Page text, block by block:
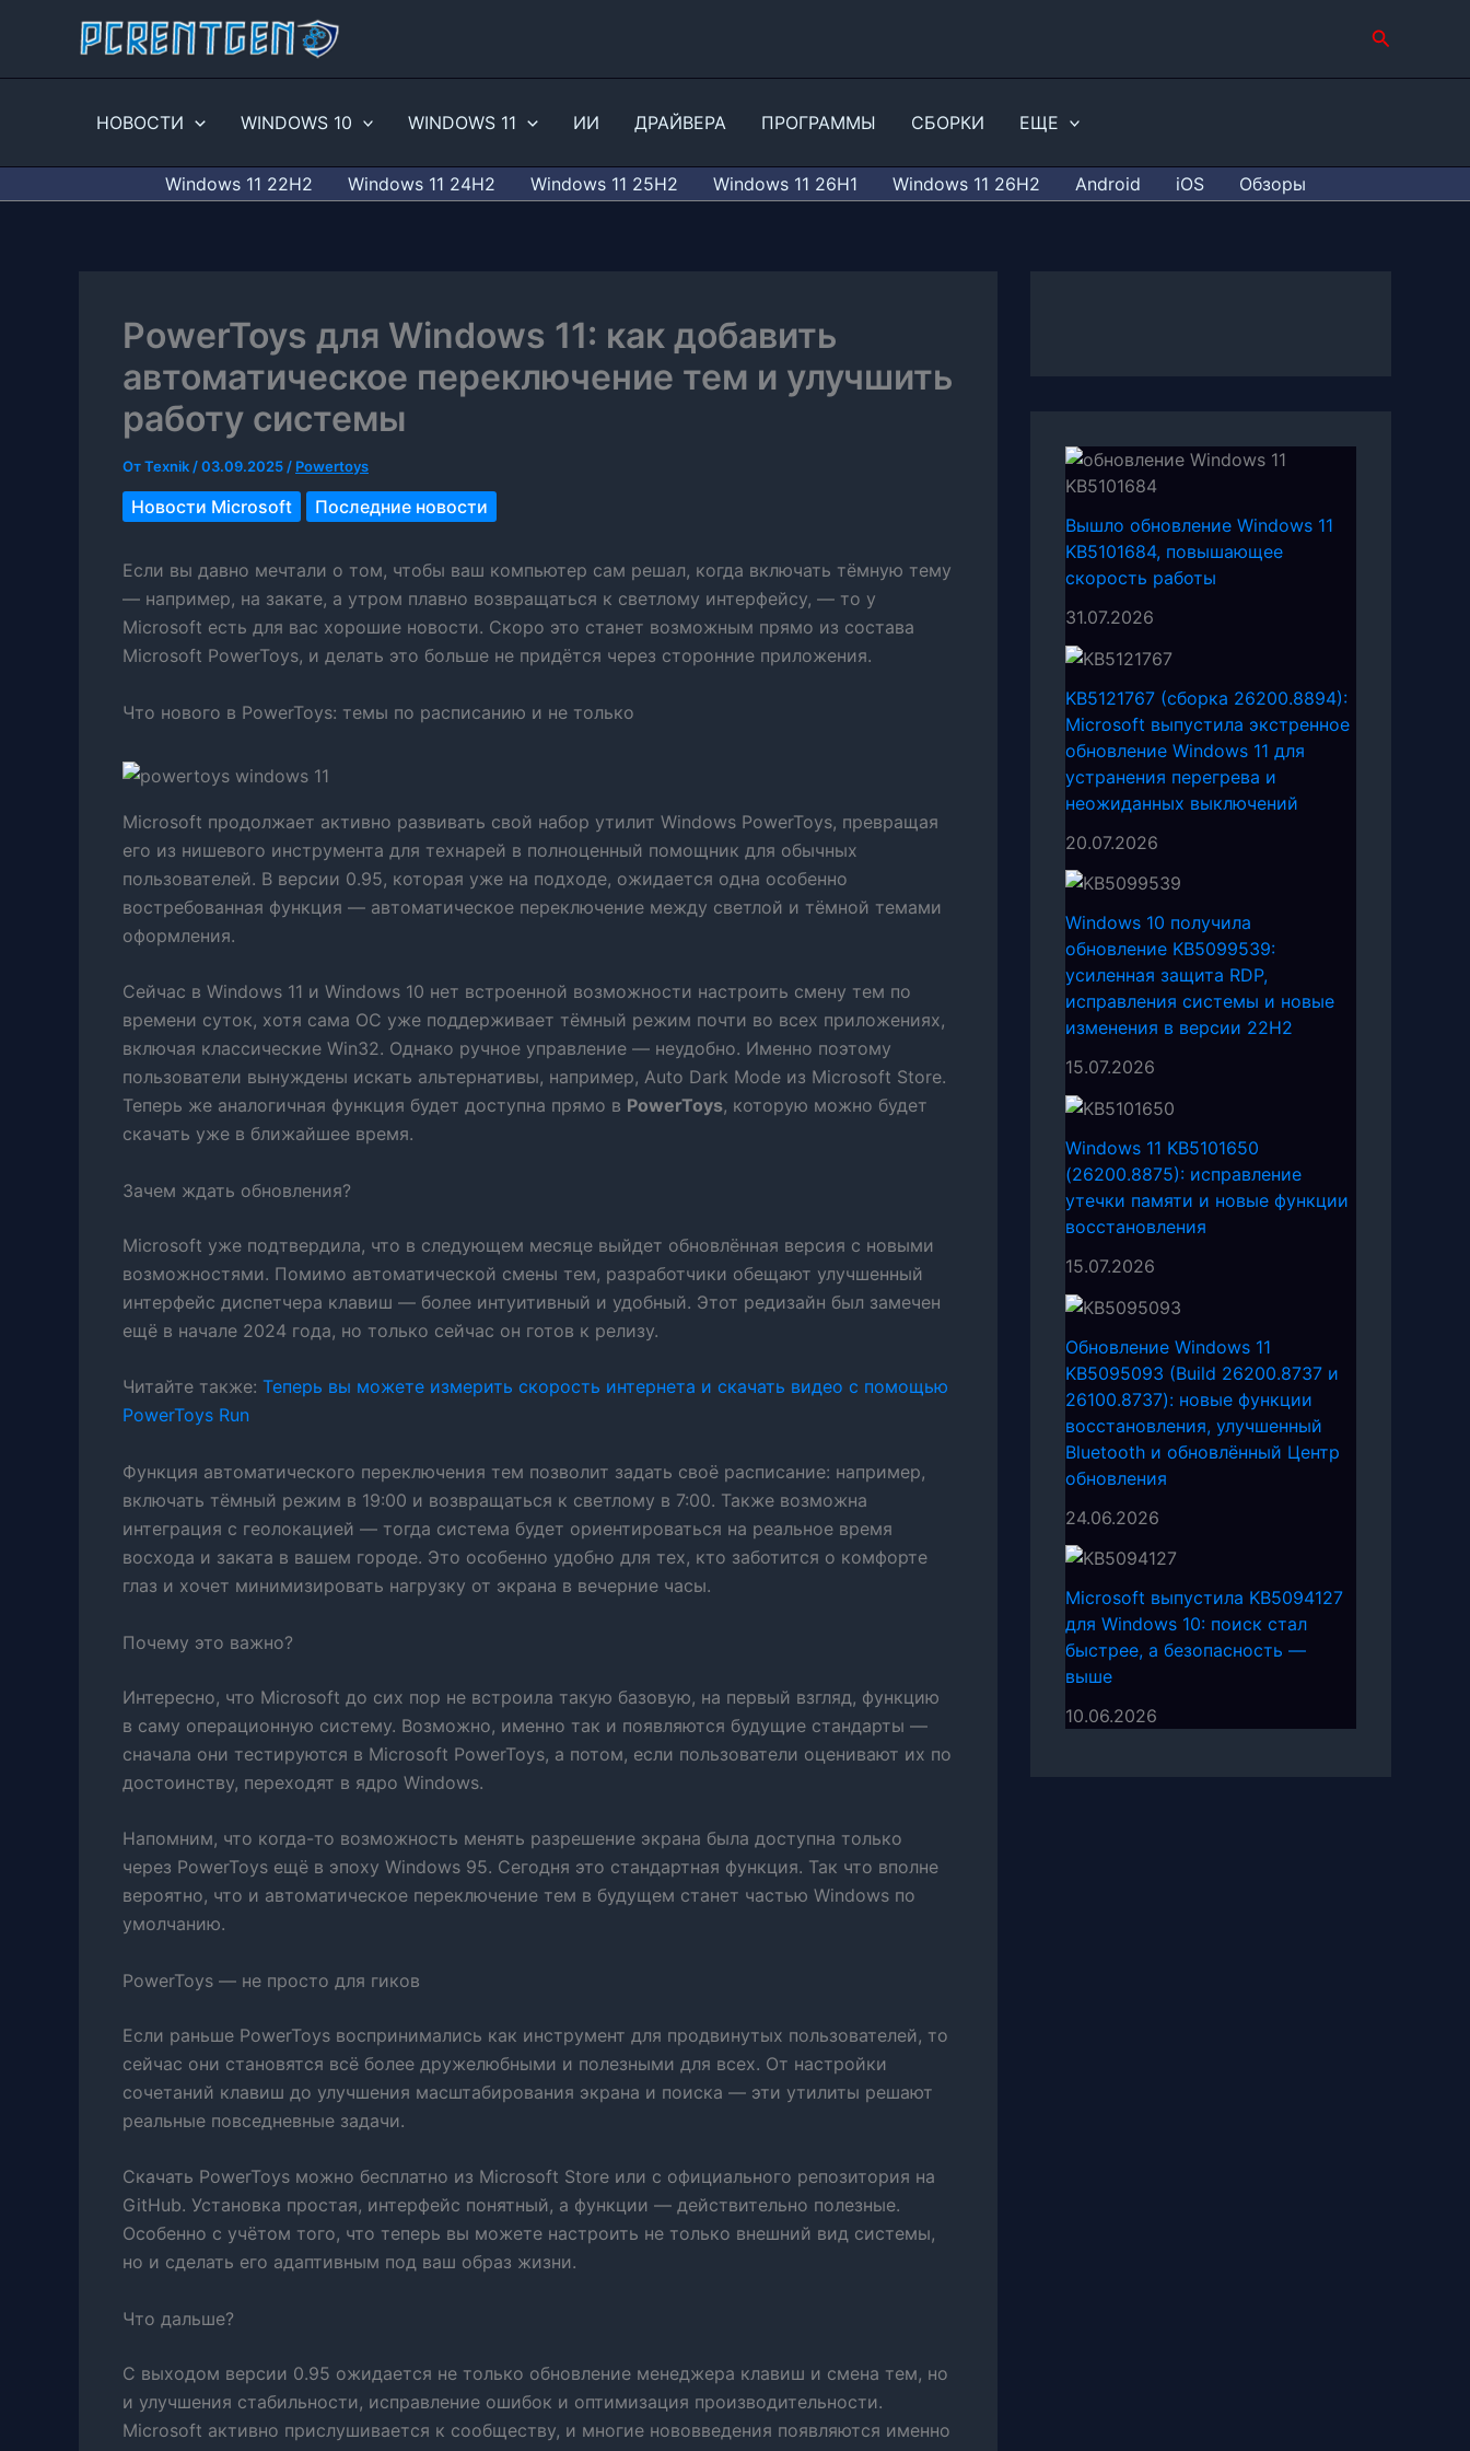
Поиск
НОВОСТИ WINDOWS 10 WINDOWS 11 ИИ ДРАЙВЕРА ПРОГРАММЫ СБОРКИ ЕЩЕ
Windows 11 22H2 Windows 11 24H2 Windows 11 25H2 Windows 11 26H1 Windows 11 26H2 Android iOS Обзоры
PowerToys для Windows 11: как добавить
автоматическое переключение тем и улучшить
работу системы
ОтTexnik /03.09.2025 / Powertoys
Новости Microsoft Последние новости
Если вы давно мечтали о том, чтобы ваш компьютер сам решал, когда включать тёмную тему
— например, на закате, а утром плавно возвращаться к светлому интерфейсу, — то у
Microsoft есть для вас хорошие новости. Скоро это станет возможным прямо из состава
Microsoft PowerToys, и делать это больше не придётся через сторонние приложения.
Что нового в PowerToys: темы по расписанию и не только
Microsoft продолжает активно развивать свой набор утилит Windows PowerToys, превращая
его из нишевого инструмента для технарей в полноценный помощник для обычных
пользователей. В версии 0.95, которая уже на подходе, ожидается одна особенно
востребованная функция — автоматическое переключение между светлой и тёмной темами
оформления.
Сейчас в Windows 11 и Windows 10 нет встроенной возможности настроить смену тем по
времени суток, хотя сама ОС уже поддерживает тёмный режим почти во всех приложениях,
включая классические Win32. Однако ручное управление — неудобно. Именно поэтому
пользователи вынуждены искать альтернативы, например, Auto Dark Mode из Microsoft Store.
Теперь же аналогичная функция будет доступна прямо в PowerToys, которую можно будет
скачать уже в ближайшее время.
Зачем ждать обновления?
Microsoft уже подтвердила, что в следующем месяце выйдет обновлённая версия с новыми
возможностями. Помимо автоматической смены тем, разработчики обещают улучшенный
интерфейс диспетчера клавиш — более интуитивный и удобный. Этот редизайн был замечен
ещё в начале 2024 года, но только сейчас он готов к релизу.
Читайте также: Теперь вы можете измерить скорость интернета и скачать видео с помощью
PowerToys Run
Функция автоматического переключения тем позволит задать своё расписание: например,
включать тёмный режим в 19:00 и возвращаться к светлому в 7:00. Также возможна
интеграция с геолокацией — тогда система будет ориентироваться на реальное время
восхода и заката в вашем городе. Это особенно удобно для тех, кто заботится о комфорте
глаз и хочет минимизировать нагрузку от экрана в вечерние часы.
Почему это важно?
Интересно, что Microsoft до сих пор не встроила такую базовую, на первый взгляд, функцию
в саму операционную систему. Возможно, именно так и появляются будущие стандарты —
сначала они тестируются в Microsoft PowerToys, а потом, если пользователи оценивают их по
достоинству, переходят в ядро Windows.
Напомним, что когда-то возможность менять разрешение экрана была доступна только
через PowerToys ещё в эпоху Windows 95. Сегодня это стандартная функция. Так что вполне
вероятно, что и автоматическое переключение тем в будущем станет частью Windows по
умолчанию.
PowerToys — не просто для гиков
Если раньше PowerToys воспринимались как инструмент для продвинутых пользователей, то
сейчас они становятся всё более дружелюбными и полезными для всех. От настройки
сочетаний клавиш до улучшения масштабирования экрана и поиска — эти утилиты решают
реальные повседневные задачи.
Скачать PowerToys можно бесплатно из Microsoft Store или с официального репозитория на
GitHub. Установка простая, интерфейс понятный, а функции — действительно полезные.
Особенно с учётом того, что теперь вы можете настроить не только внешний вид системы,
но и сделать его адаптивным под ваш образ жизни.
Что дальше?
С выходом версии 0.95 ожидается не только обновление менеджера клавиш и смена тем, но
и улучшения стабильности, исправление ошибок и оптимизация производительности.
Microsoft активно прислушивается к сообществу, и многие нововведения появляются именно
Вышло обновление Windows 11
KB5101684, повышающее
скорость работы
31.07.2026
KB5121767 (сборка 26200.8894):
Microsoft выпустила экстренное
обновление Windows 11 для
устранения перегрева и
неожиданных выключений
20.07.2026
Windows 10 получила
обновление KB5099539:
усиленная защита RDP,
исправления системы и новые
изменения в версии 22H2
15.07.2026
Windows 11 KB5101650
(26200.8875): исправление
утечки памяти и новые функции
восстановления
15.07.2026
Обновление Windows 11
KB5095093 (Build 26200.8737 и
26100.8737): новые функции
восстановления, улучшенный
Bluetooth и обновлённый Центр
обновления
24.06.2026
Microsoft выпустила KB5094127
для Windows 10: поиск стал
быстрее, а безопасность —
выше
10.06.2026